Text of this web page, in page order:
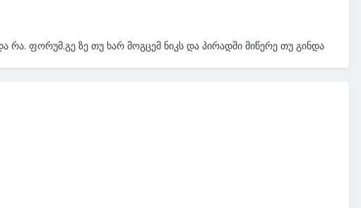
რა. ფორუმ.გე ზე თუ ხარ მოგცემ ნიკს და პირადში მიწერე თუ გინდა